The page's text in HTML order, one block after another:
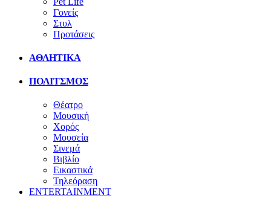
Γονείς
Στυλ
Προτάσεις
ΑΘΛΗΤΙΚΑ
ΠΟΛΙΤΣΜΟΣ
Θέατρο
Μουσική
Χορός
Μουσεία
Σινεμά
Βιβλίο
Εικαστικά
Τηλεόραση
ENTERTAINMENT